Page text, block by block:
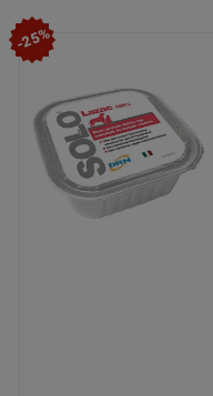
-25%